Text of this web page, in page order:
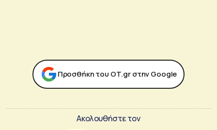
Προσθήκη του ΟΤ.gr στην Google
Ακολουθήστε τον